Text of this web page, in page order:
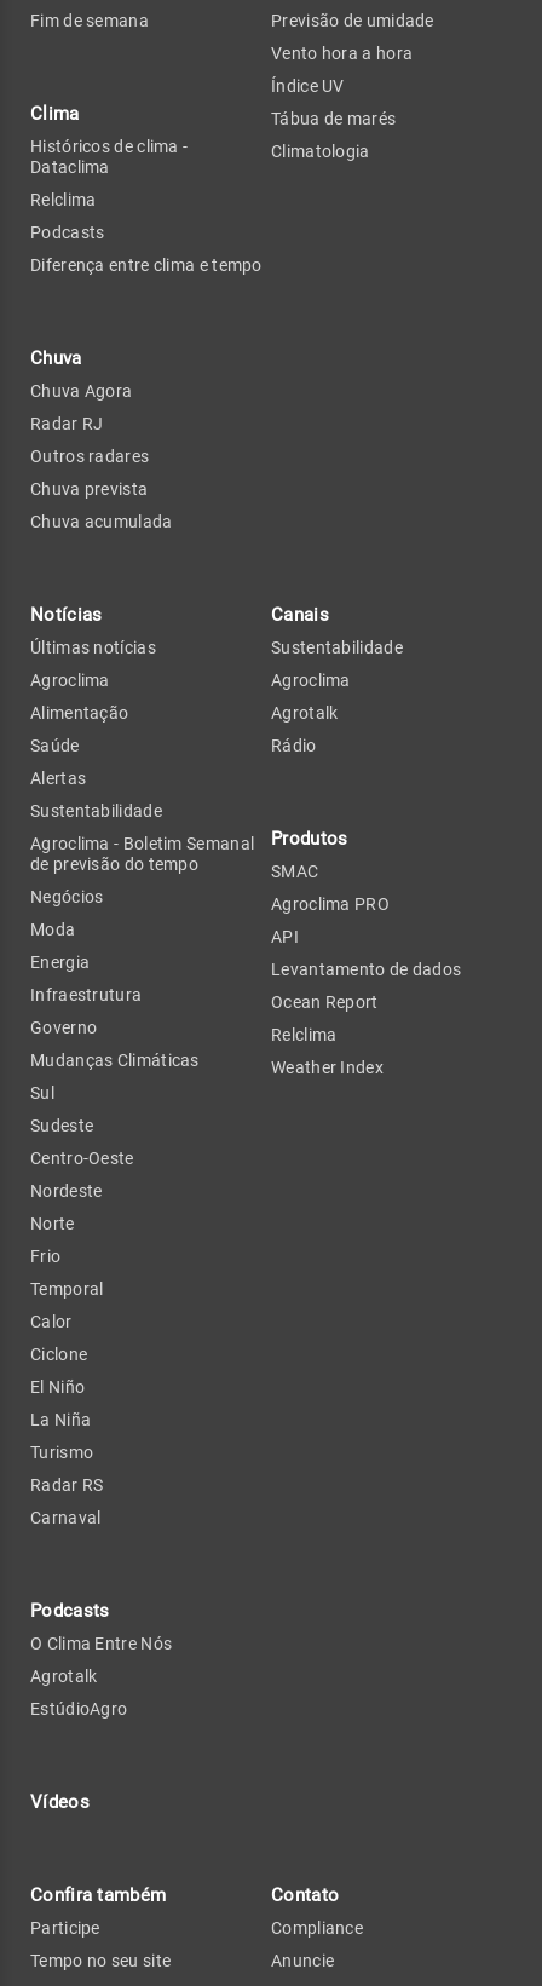
Fim de semana
Clima
Históricos de clima -
Dataclima
Relclima
Podcasts
Diferença entre clima e tempo
Chuva
Chuva Agora
Radar RJ
Outros radares
Chuva prevista
Chuva acumulada
Previsão de umidade
Vento hora a hora
Índice UV
Tábua de marés
Climatologia
Notícias
Últimas notícias
Agroclima
Alimentação
Saúde
Alertas
Sustentabilidade
Agroclima - Boletim Semanal
de previsão do tempo
Negócios
Moda
Energia
Infraestrutura
Governo
Mudanças Climáticas
Sul
Sudeste
Centro-Oeste
Nordeste
Norte
Frio
Temporal
Calor
Ciclone
El Niño
La Niña
Turismo
Radar RS
Carnaval
Podcasts
O Clima Entre Nós
Agrotalk
EstúdioAgro
Vídeos
Canais
Sustentabilidade
Agroclima
Agrotalk
Rádio
Produtos
SMAC
Agroclima PRO
API
Levantamento de dados
Ocean Report
Relclima
Weather Index
Confira também
Participe
Tempo no seu site
Contato
Compliance
Anuncie